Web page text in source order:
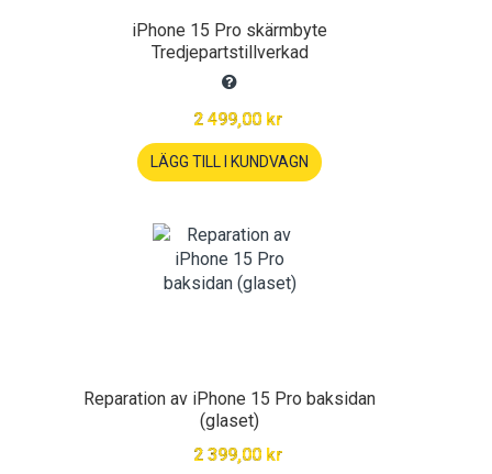
iPhone 15 Pro skärmbyte
Tredjepartstillverkad
2 499,00 kr
LÄGG TILL I KUNDVAGN
Reparation av iPhone 15 Pro baksidan
(glaset)
2 399,00 kr